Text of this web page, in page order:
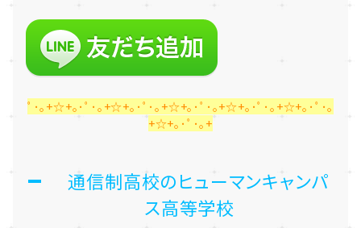
ﾟ･｡+☆+｡･ﾟ･｡+☆+｡･ﾟ･｡+☆+｡･ﾟ･｡+☆+｡･ﾟ･｡+☆+｡･ﾟ･｡
+☆+｡･ﾟ･｡+
通信制高校のヒューマンキャンパ
ス高等学校